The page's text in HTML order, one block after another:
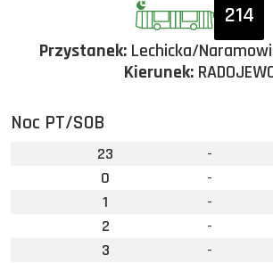
214
Przystanek:Lechicka/
Kierunek:
Noc PT/SOB
23
-
0
-
1
-
2
-
3
-